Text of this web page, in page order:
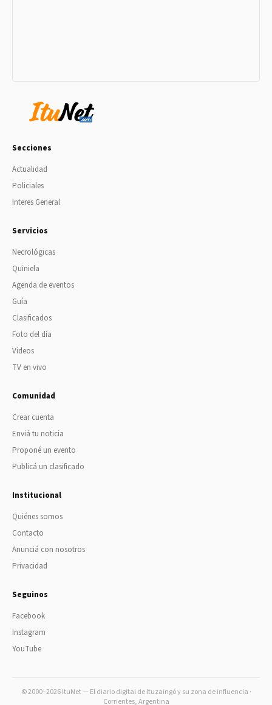
Secciones
Actualidad
Policiales
Interes General
Servicios
Necrológicas
Quiniela
Agenda de eventos
Guía
Clasificados
Foto del día
Videos
TV en vivo
Comunidad
Crear cuenta
Enviá tu noticia
Proponé un evento
Publicá un clasificado
Institucional
Quiénes somos
Contacto
Anunciá con nosotros
Privacidad
Seguinos
Facebook
Instagram
YouTube
© 2000–2026 ItuNet — El diario digital de Ituzaingó y su zona de influencia ·
Corrientes, Argentina